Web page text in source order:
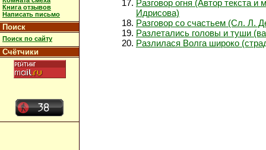
Книга отзывов
Написать письмо
Поиск
Поиск по сайту
Счётчики
Разговор огня (Автор текста
Идрисова)
Разговор со счастьем (Сл. Л.
Разлетались головы и туши
Разлилася Волга широко